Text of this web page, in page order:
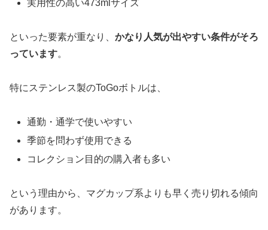
実用性の高い473mlサイズ
といった要素が重なり、 かなり人気が出やすい条件がそろ
っています。
特にステンレス製のToGoボトルは、
通勤・通学で使いやすい
季節を問わず使用できる
コレクション目的の購入者も多い
という理由から、マグカップ系よりも早く売り切れる傾向
があります。